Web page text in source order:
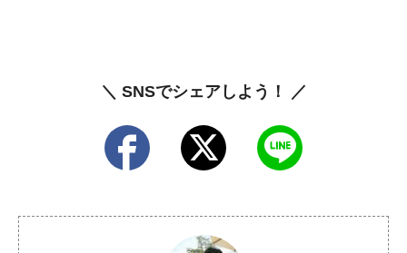
＼ SNSでシェアしよう！ ／